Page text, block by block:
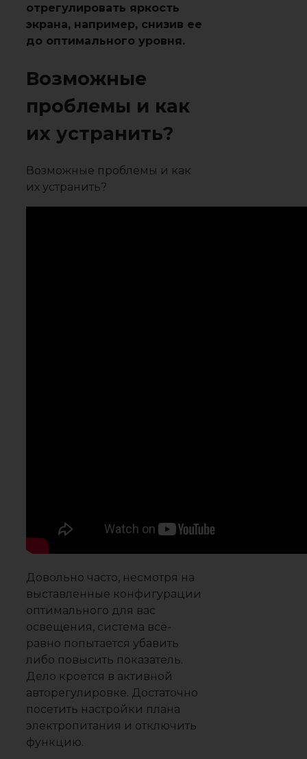
отрегулировать яркость
экрана, например, снизив ее
до оптимального уровня.
Возможные
проблемы и как
их устранить?
Возможные проблемы и как
их устранить?
Довольно часто, несмотря на
выставленные конфигурации
оптимального для вас
освещения, система всё-
равно попытается убавить
либо повысить показатель.
Дело кроется в активной
авторегулировке. Достаточно
посетить настройки плана
электропитания и отключить
функцию.